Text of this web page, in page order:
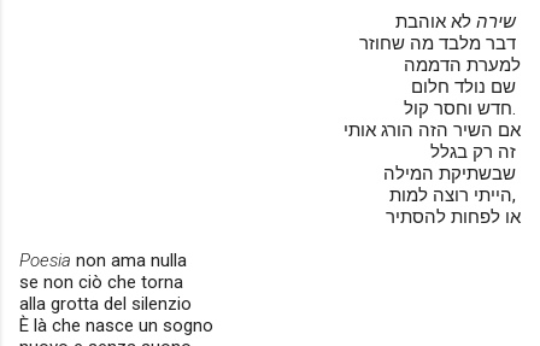
שירהלא אוהבת
למערת הדממה
אם השיר הזה הורג אותי
הייתי רוצה למות,
או לפחות להסתיר
Poesia non ama nulla
se non ciò che torna
alla grotta del silenzio
È là che nasce un sogno